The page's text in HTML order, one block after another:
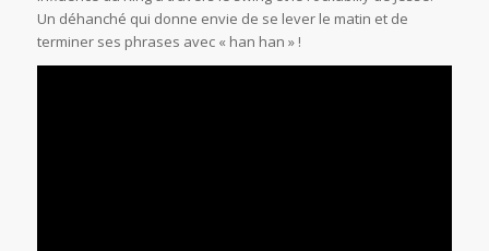
Un déhanché qui donne envie de se lever le matin et de
terminer ses phrases avec « han han » !